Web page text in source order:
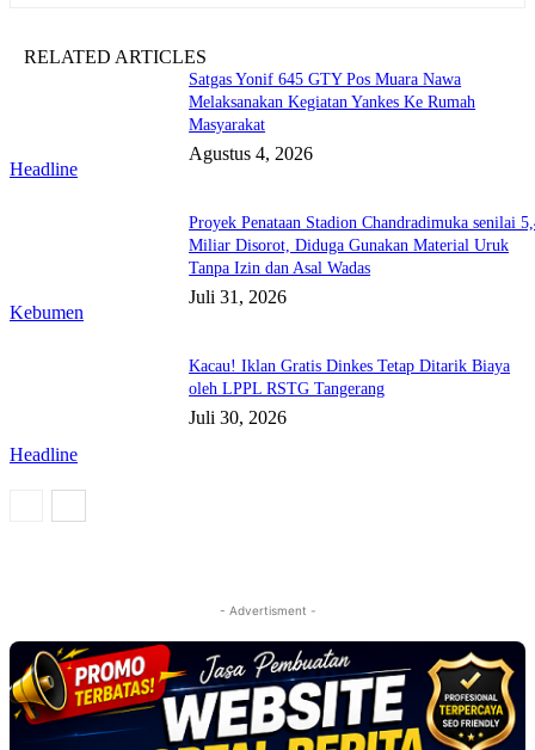
RELATED ARTICLES
Headline
Satgas Yonif 645 GTY Pos Muara Nawa
Melaksanakan Kegiatan Yankes Ke Rumah
Masyarakat
Agustus 4, 2026
Kebumen
Proyek Penataan Stadion Chandradimuka senilai
Miliar Disorot, Diduga Gunakan Material Uruk
Tanpa Izin dan Asal Wadas
Juli 31, 2026
Headline
Kacau! Iklan Gratis Dinkes Tetap Ditarik Biaya
oleh LPPL RSTG Tangerang
Juli 30, 2026
- Advertisment -